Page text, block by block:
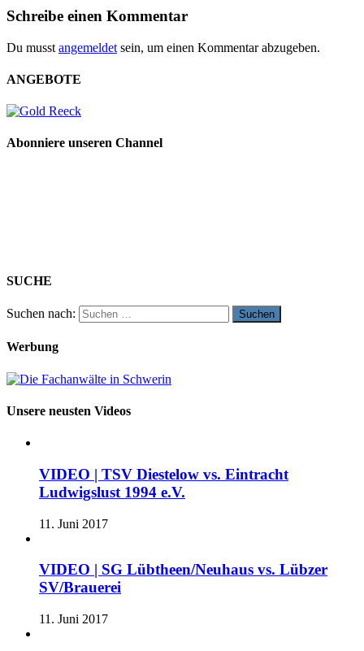
Schreibe einen Kommentar
Du musst angemeldet sein, um einen Kommentar abzugeben.
ANGEBOTE
Abonniere unseren Channel
SUCHE
Suchen nach:
Werbung
Unsere neusten Videos
VIDEO | TSV Diestelow vs. Eintracht
Ludwigslust 1994 e.V.
11. Juni 2017
VIDEO | SG Lübtheen/Neuhaus vs. Lübzer
SV/Brauerei
11. Juni 2017